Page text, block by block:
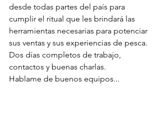
desde todas partes del país para
cumplir el ritual que les brindará las
herramientas necesarias para potenciar
sus ventas y sus experiencias de pesca.
Dos días completos de trabajo,
contactos y buenas charlas.
Hablame de buenos equipos...